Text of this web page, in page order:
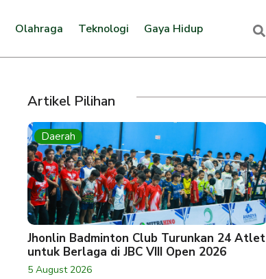
Olahraga Teknologi Gaya Hidup
Artikel Pilihan
Daerah
Jhonlin Badminton Club Turunkan 24 Atlet
untuk Berlaga di JBC VIII Open 2026
5 August 2026